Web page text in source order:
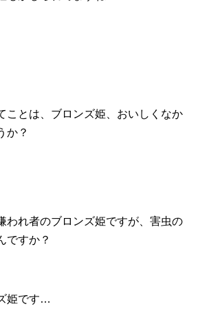
ことは、ブロンズ姫、おいしくなか
か？
われ者のブロンズ姫ですが、害虫の
ですか？
姫です…